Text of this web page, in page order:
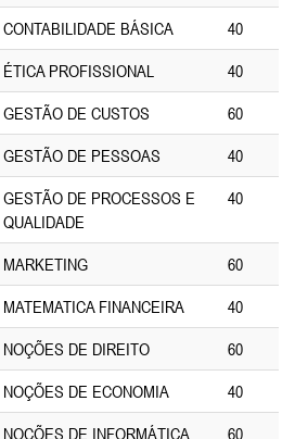
CONTABILIDADE BÁSICA 40
ÉTICA PROFISSIONAL 40
GESTÃO DE CUSTOS 60
GESTÃO DE PESSOAS 40
GESTÃO DE PROCESSOS E
QUALIDADE
40
MARKETING 60
MATEMATICA FINANCEIRA 40
NOÇÕES DE DIREITO 60
NOÇÕES DE ECONOMIA 40
NOÇÕES DE INFORMÁTICA 60